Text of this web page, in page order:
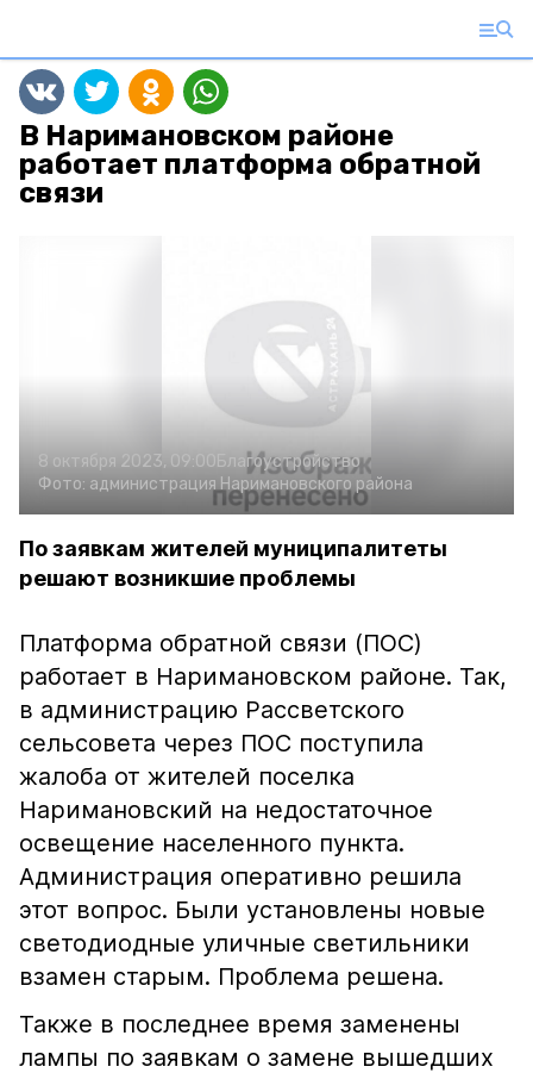
В Наримановском районе
работает платформа обратной
связи
8 октября 2023, 09:00Благоустройство
Фото: администрация Наримановского района
По заявкам жителей муниципалитеты
решают возникшие проблемы
Платформа обратной связи (ПОС)
работает в Наримановском районе. Так,
в администрацию Рассветского
сельсовета через ПОС поступила
жалоба от жителей поселка
Наримановский на недостаточное
освещение населенного пункта.
Администрация оперативно решила
этот вопрос. Были установлены новые
светодиодные уличные светильники
взамен старым. Проблема решена.
Также в последнее время заменены
лампы по заявкам о замене вышедших